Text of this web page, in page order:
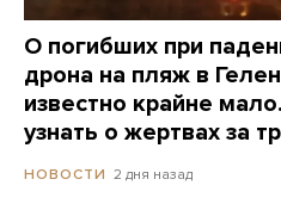
О погибших при
дрона на пляж в
известно крайне
узнать о жертвах за
НОВОСТИ 2 дня назад